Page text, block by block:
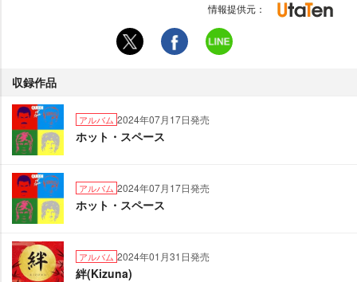
情報提供元：
収録作品
アルバム 2024年07月17日発売
ホット・スペース
アルバム 2024年07月17日発売
ホット・スペース
アルバム 2024年01月31日発売
絆(Kizuna)